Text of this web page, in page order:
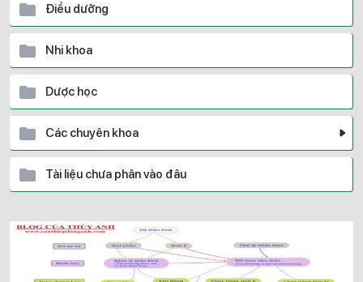
Điều dưỡng
Nhi khoa
Dược học
Các chuyên khoa
Tài liệu chưa phân vào đâu